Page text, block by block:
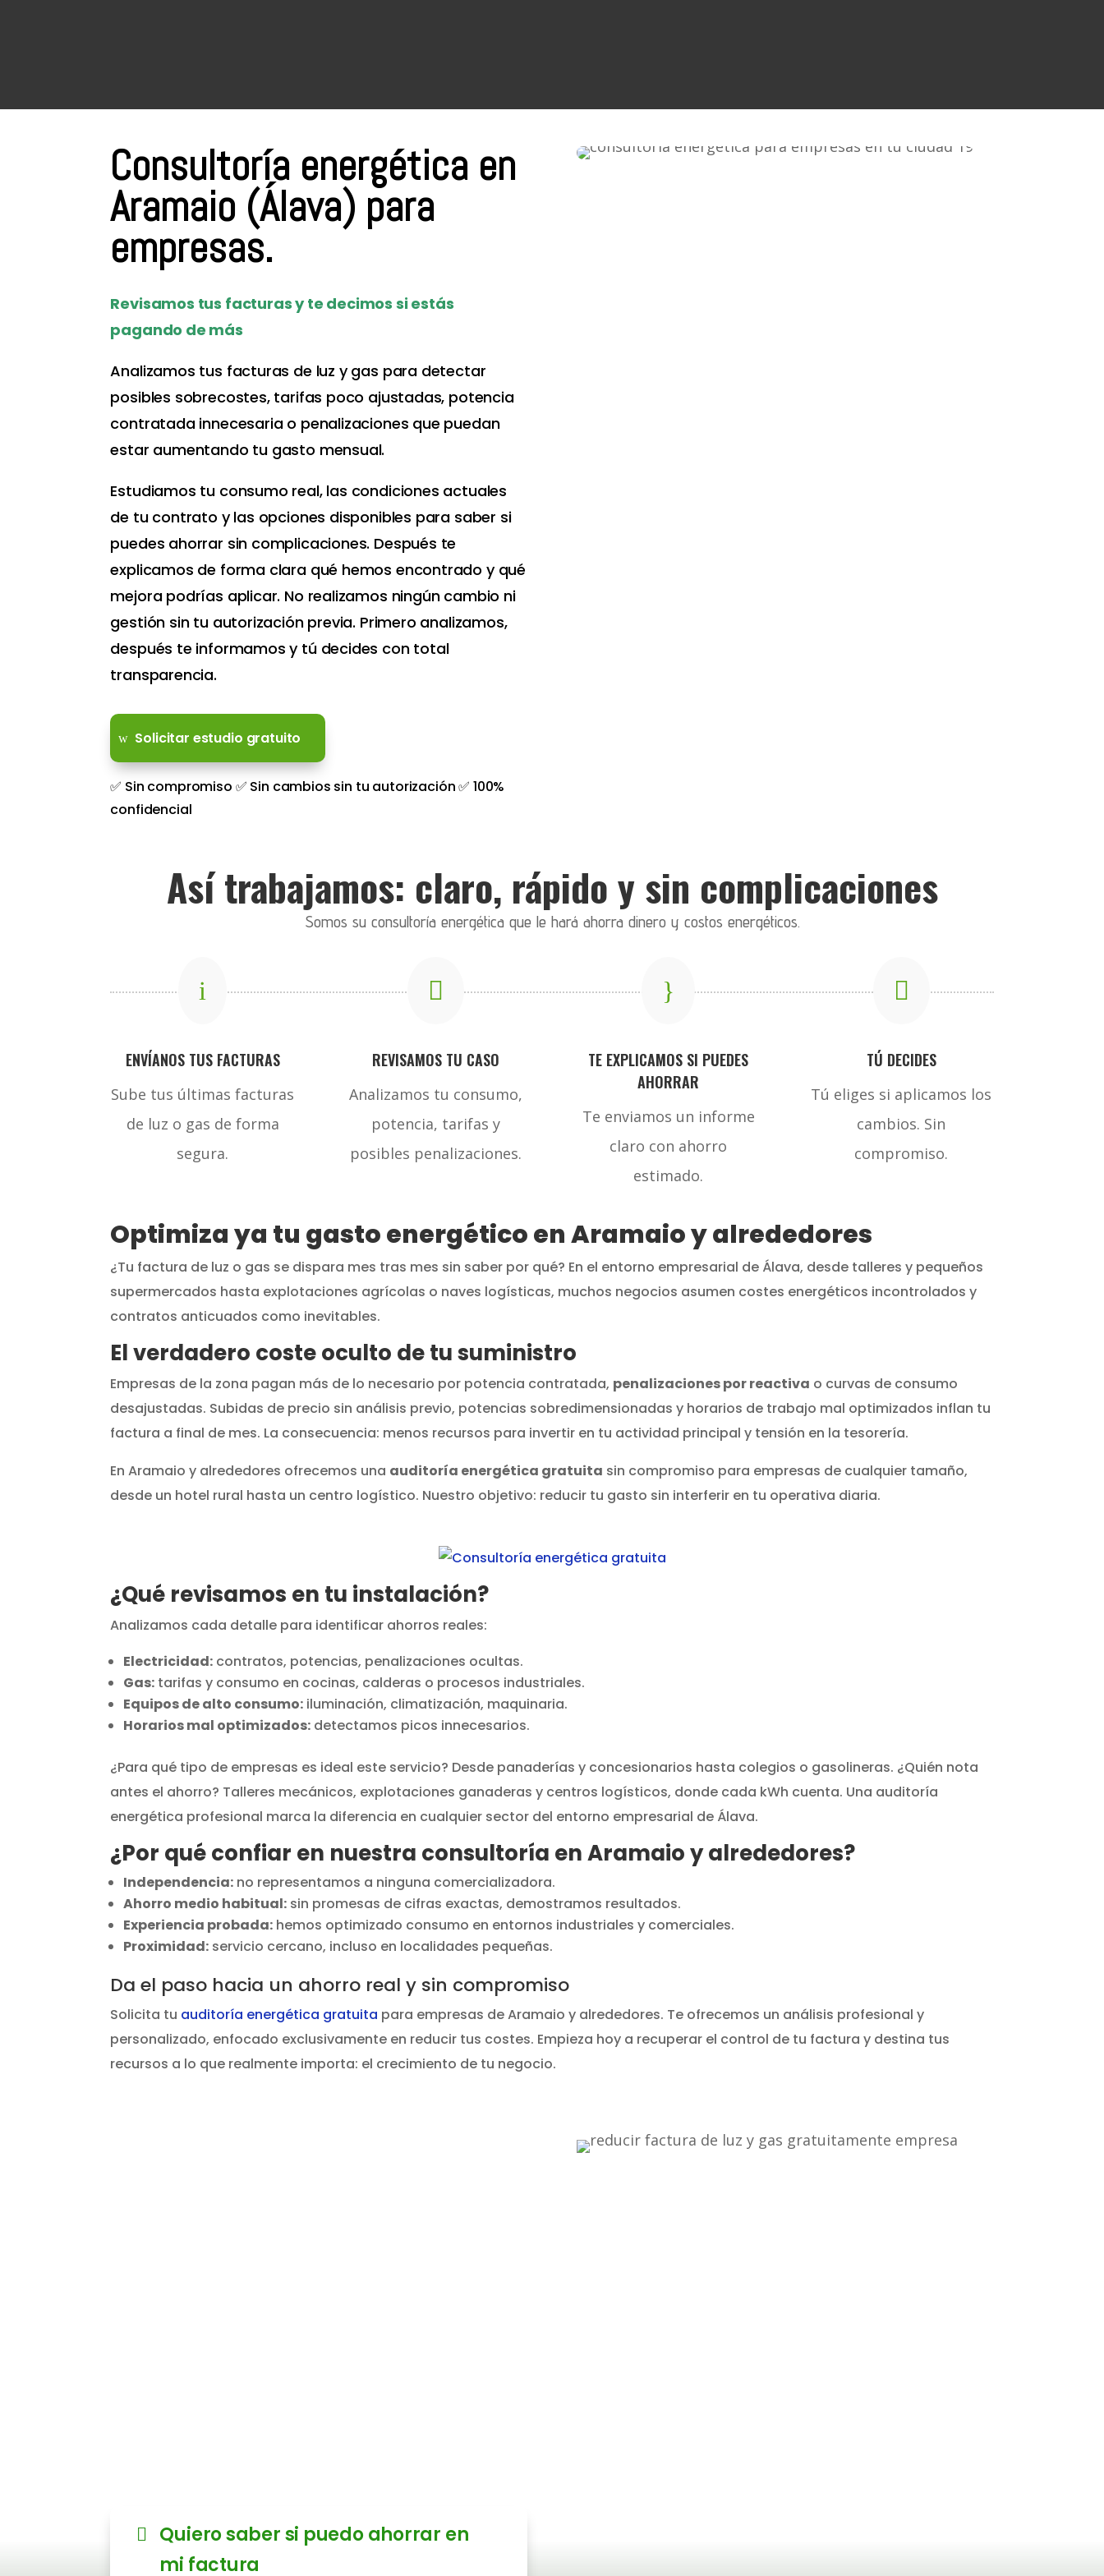
Consultoría energética en
Aramaio (Álava) para
empresas.
Revisamos tus facturas y te decimos si estás
pagando de más
Analizamos tus facturas de luz y gas para detectar
posibles sobrecostes, tarifas poco ajustadas, potencia
contratada innecesaria o penalizaciones que puedan
estar aumentando tu gasto mensual.
Estudiamos tu consumo real, las condiciones actuales
de tu contrato y las opciones disponibles para saber si
puedes ahorrar sin complicaciones. Después te
explicamos de forma clara qué hemos encontrado y qué
mejora podrías aplicar. No realizamos ningún cambio ni
gestión sin tu autorización previa. Primero analizamos,
después te informamos y tú decides con total
transparencia.
Solicitar estudio gratuito
✅ Sin compromiso ✅ Sin cambios sin tu autorización ✅ 100%
confidencial
Así trabajamos: claro, rápido y sin complicaciones
Somos su consultoría energética que le hará ahorra dinero y costos energéticos.
i
ENVÍANOS TUS FACTURAS
Sube tus últimas facturas
de luz o gas de forma
segura.

REVISAMOS TU CASO
Analizamos tu consumo,
potencia, tarifas y
posibles penalizaciones.
}
TE EXPLICAMOS SI PUEDES
AHORRAR
Te enviamos un informe
claro con ahorro
estimado.

TÚ DECIDES
Tú eliges si aplicamos los
cambios. Sin
compromiso.
Optimiza ya tu gasto energético en Aramaio y alrededores
¿Tu factura de luz o gas se dispara mes tras mes sin saber por qué? En el entorno empresarial de Álava, desde talleres y pequeños
supermercados hasta explotaciones agrícolas o naves logísticas, muchos negocios asumen costes energéticos incontrolados y
contratos anticuados como inevitables.
El verdadero coste oculto de tu suministro
Empresas de la zona pagan más de lo necesario por potencia contratada, penalizaciones por reactiva o curvas de consumo
desajustadas. Subidas de precio sin análisis previo, potencias sobredimensionadas y horarios de trabajo mal optimizados inflan tu
factura a final de mes. La consecuencia: menos recursos para invertir en tu actividad principal y tensión en la tesorería.
En Aramaio y alrededores ofrecemos una auditoría energética gratuita sin compromiso para empresas de cualquier tamaño,
desde un hotel rural hasta un centro logístico. Nuestro objetivo: reducir tu gasto sin interferir en tu operativa diaria.
¿Qué revisamos en tu instalación?
Analizamos cada detalle para identificar ahorros reales:
Electricidad: contratos, potencias, penalizaciones ocultas.
Gas: tarifas y consumo en cocinas, calderas o procesos industriales.
Equipos de alto consumo: iluminación, climatización, maquinaria.
Horarios mal optimizados: detectamos picos innecesarios.
¿Para qué tipo de empresas es ideal este servicio? Desde panaderías y concesionarios hasta colegios o gasolineras. ¿Quién nota
antes el ahorro? Talleres mecánicos, explotaciones ganaderas y centros logísticos, donde cada kWh cuenta. Una auditoría
energética profesional marca la diferencia en cualquier sector del entorno empresarial de Álava.
¿Por qué confiar en nuestra consultoría en Aramaio y alrededores?
Independencia: no representamos a ninguna comercializadora.
Ahorro medio habitual: sin promesas de cifras exactas, demostramos resultados.
Experiencia probada: hemos optimizado consumo en entornos industriales y comerciales.
Proximidad: servicio cercano, incluso en localidades pequeñas.
Da el paso hacia un ahorro real y sin compromiso
Solicita tu auditoría energética gratuita para empresas de Aramaio y alrededores. Te ofrecemos un análisis profesional y
personalizado, enfocado exclusivamente en reducir tus costes. Empieza hoy a recuperar el control de tu factura y destina tus
recursos a lo que realmente importa: el crecimiento de tu negocio.
Quiero saber si puedo ahorrar en
mi factura